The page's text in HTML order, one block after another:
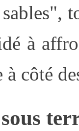
à
côté